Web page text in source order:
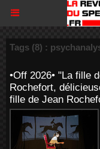
Tags (8) :
•Off 2026• "La fille
Rochefort,
fille de Jean